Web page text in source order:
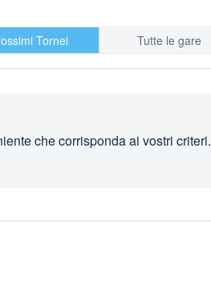
Tornei Tutte le gare
che corrisponda ai vostri criteri.